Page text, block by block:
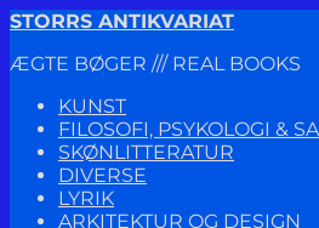
Spring
navigation
Spring
indhold
STORRS ANTIKVARIAT
ÆGTE BØGER /// REAL BOOKS
KUNST
FILOSOFI, PSYKOLOGI &
SKØNLITTERATUR
DIVERSE
LYRIK
ARKITEKTUR OG DESIGN